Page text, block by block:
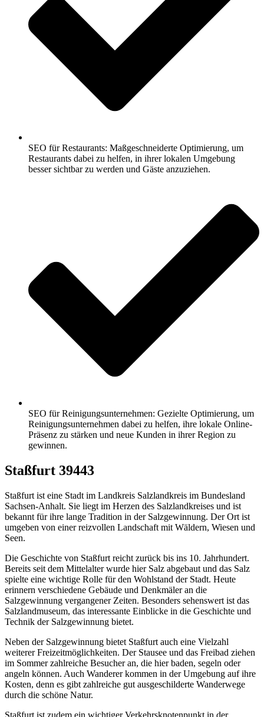
SEO für Restaurants: Maßgeschneiderte Optimierung, um
Restaurants dabei zu helfen, in ihrer lokalen Umgebung
besser sichtbar zu werden und Gäste anzuziehen.
SEO für Reinigungsunternehmen: Gezielte Optimierung, um
Reinigungsunternehmen dabei zu helfen, ihre lokale Online-
Präsenz zu stärken und neue Kunden in ihrer Region zu
gewinnen.
Staßfurt 39443
Staßfurt ist eine Stadt im Landkreis Salzlandkreis im Bundesland
Sachsen-Anhalt. Sie liegt im Herzen des Salzlandkreises und ist
bekannt für ihre lange Tradition in der Salzgewinnung. Der Ort ist
umgeben von einer reizvollen Landschaft mit Wäldern, Wiesen und
Seen.
Die Geschichte von Staßfurt reicht zurück bis ins 10. Jahrhundert.
Bereits seit dem Mittelalter wurde hier Salz abgebaut und das Salz
spielte eine wichtige Rolle für den Wohlstand der Stadt. Heute
erinnern verschiedene Gebäude und Denkmäler an die
Salzgewinnung vergangener Zeiten. Besonders sehenswert ist das
Salzlandmuseum, das interessante Einblicke in die Geschichte und
Technik der Salzgewinnung bietet.
Neben der Salzgewinnung bietet Staßfurt auch eine Vielzahl
weiterer Freizeitmöglichkeiten. Der Stausee und das Freibad ziehen
im Sommer zahlreiche Besucher an, die hier baden, segeln oder
angeln können. Auch Wanderer kommen in der Umgebung auf ihre
Kosten, denn es gibt zahlreiche gut ausgeschilderte Wanderwege
durch die schöne Natur.
Staßfurt ist zudem ein wichtiger Verkehrsknotenpunkt in der